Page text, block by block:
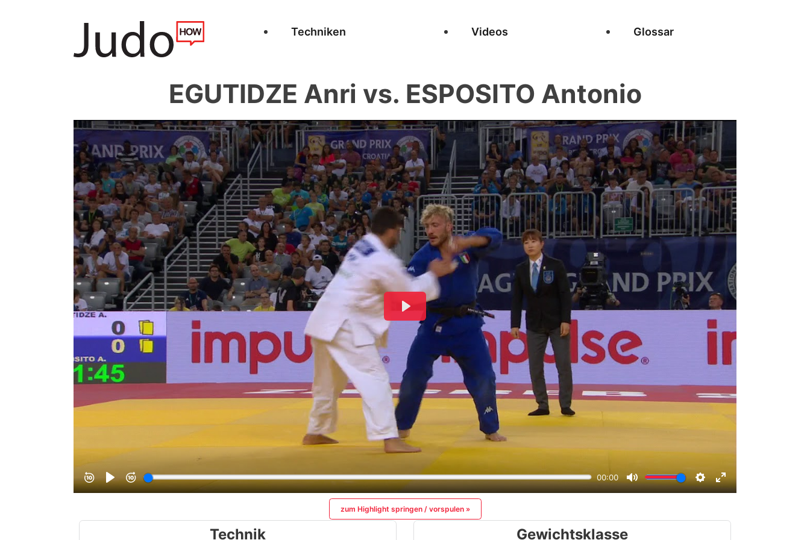
Techniken Videos Glossar
EGUTIDZE Anri vs. ESPOSITO Antonio
zum Highlight springen / vorspulen »
Technik Gewichtsklasse